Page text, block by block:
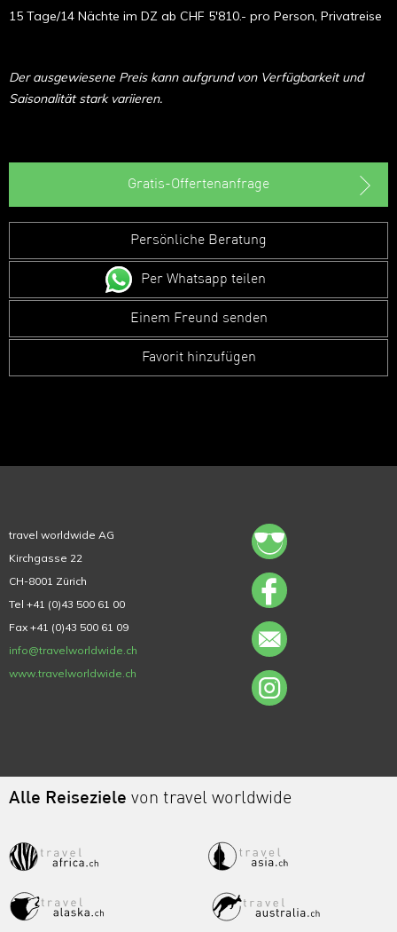
15 Tage/14 Nächte im DZ ab CHF 5'810.- pro Person, Privatreise
Der ausgewiesene Preis kann aufgrund von Verfügbarkeit und
Saisonalität stark variieren.
Gratis-Offertenanfrage
Persönliche Beratung
Per Whatsapp teilen
Einem Freund senden
Favorit hinzufügen
travel worldwide AG
Kirchgasse 22
CH-8001 Zürich
Tel +41 (0)43 500 61 00
Fax +41 (0)43 500 61 09
info@travelworldwide.ch
www.travelworldwide.ch
Alle Reiseziele von travel worldwide